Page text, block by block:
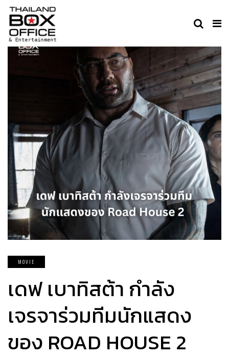
MOVIE
เดฟ เบาทิสต้า กำลัง
เจรจาร่วมทีมนักแสดง
ของ ROAD HOUSE 2